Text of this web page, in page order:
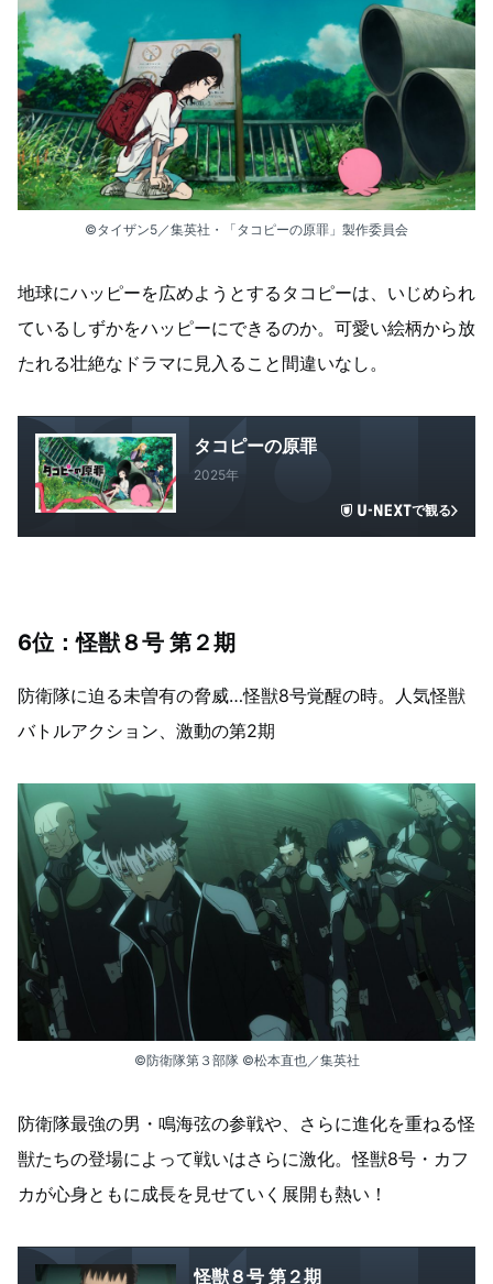
©タイザン5／集英社・「タコピーの原罪」製作委員会
地球にハッピーを広めようとするタコピーは、いじめられ
ているしずかをハッピーにできるのか。可愛い絵柄から放
たれる壮絶なドラマに見入ること間違いなし。
タコピーの原罪
2025年
で観る
6位：怪獣８号 第２期
防衛隊に迫る未曽有の脅威…怪獣8号覚醒の時。人気怪獣
バトルアクション、激動の第2期
©防衛隊第３部隊 ©松本直也／集英社
防衛隊最強の男・鳴海弦の参戦や、さらに進化を重ねる怪
獣たちの登場によって戦いはさらに激化。怪獣8号・カフ
カが心身ともに成長を見せていく展開も熱い！
怪獣８号 第２期